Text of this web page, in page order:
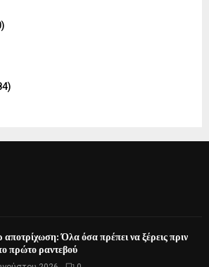
αποτρίχωση: Όλα όσα πρέπει να ξέρεις πριν
πρώτο ραντεβού